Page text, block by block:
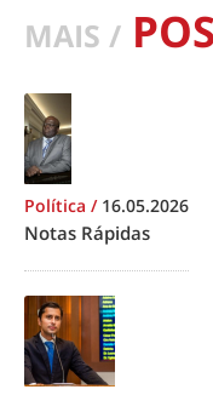
MAIS /
Política / 16.05.2026
Notas Rápidas